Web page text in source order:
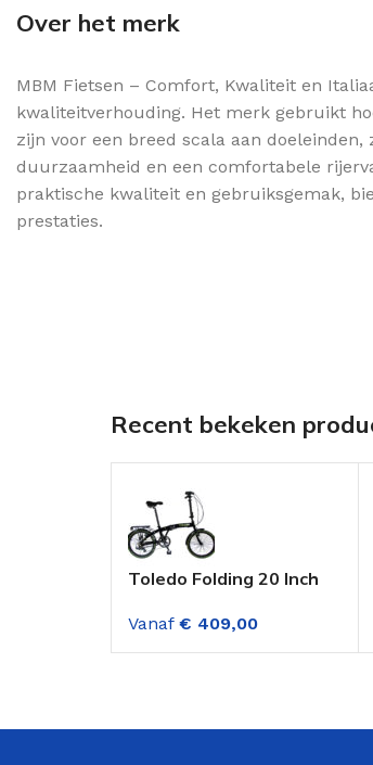
Over het merk
MBM Fietsen – Comfort, Kwaliteit en
kwaliteitverhouding. Het merk gebruikt
zijn voor een breed scala aan
duurzaamheid en een comfortabele
praktische kwaliteit en gebruiksgemak,
prestaties.
Recent bekeken
Toledo Folding 20 Inch
Versnellingen Zwart
Groen
Vanaf € 409,00